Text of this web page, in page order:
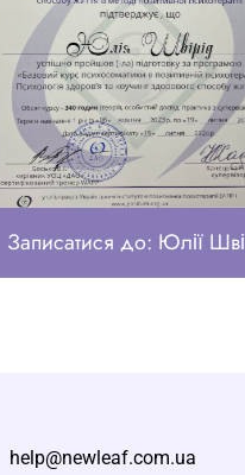
Записатися до: Юлії
help@newleaf.com.ua